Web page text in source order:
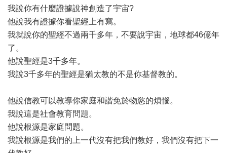
我說你有什麼證據說神創造了宇宙?
他說我有證據你看聖經上有寫。
我就說你的聖經不過兩千多年，不要說宇宙，地球都46億年
了。
他說聖經是3千多年。
我說3千多年的聖經是猶太教的不是你基督教的。
他說信教可以教導你家庭和諧免於物慾的煩惱。
我說這是社會教育問題。
他說根源是家庭問題。
我說根源是我們的上一代沒有把我們教好，我們沒有把下一